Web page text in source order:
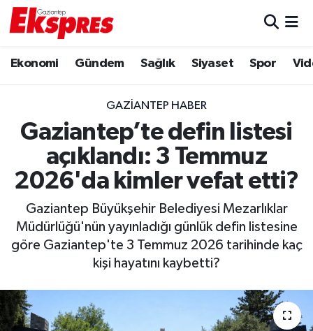
Ekonomi Gündem Sağlık Siyaset Spor
GAZIANTEP HABER
Gaziantep’te defin listesi
açıklandı: 3 Temmuz
2026'da kimler vefat etti?
Gaziantep Büyükşehir Belediyesi Mezarlıklar
Müdürlüğü'nün yayınladığı günlük defin listesine
göre Gaziantep'te 3 Temmuz 2026 tarihinde kaç
kişi hayatını kaybetti?
Ekonomi
Gaziantep son dakika
Genel
Haberler
Kültür Sanat
Trafik Durumu
Puan Durumu ve Fikstür
Tüm Manşetler
Haber Arşivi